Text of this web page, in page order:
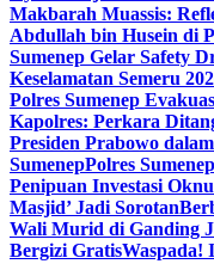
Makbarah Muassis:
Abdullah bin Husein di
Sumenep Gelar Safety
Keselamatan Semeru
Polres Sumenep
Kapolres: Perkara
Presiden Prabowo
SumenepPolres
Penipuan Investasi
Masjid’ Jadi Sorotan
Wali Murid di Ganding
Bergizi GratisWaspada!